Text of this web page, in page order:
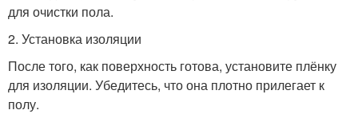
для очистки пола.
2. Установка изоляции
После того, как поверхность готова, установите плёнку
для изоляции. Убедитесь, что она плотно прилегает к
полу.